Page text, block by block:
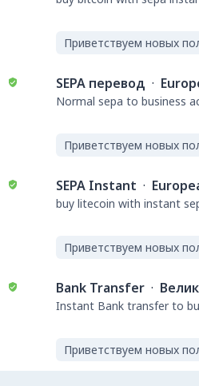
Приветствуем новых
SEPA перевод ·
Normal sepa to business
Приветствуем новых
SEPA Instant ·
buy litecoin with instant
Приветствуем новых
Bank Transfer ·
Instant Bank transfer to
Приветствуем новых